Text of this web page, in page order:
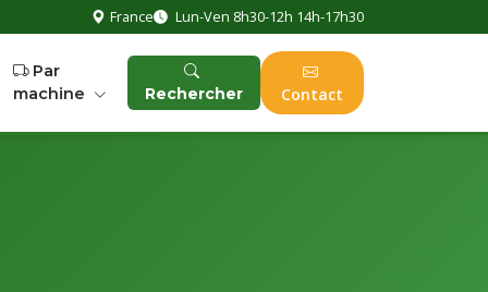
France Lun-Ven 8h30-12h 14h-17h30
Par
machine
Rechercher Contact